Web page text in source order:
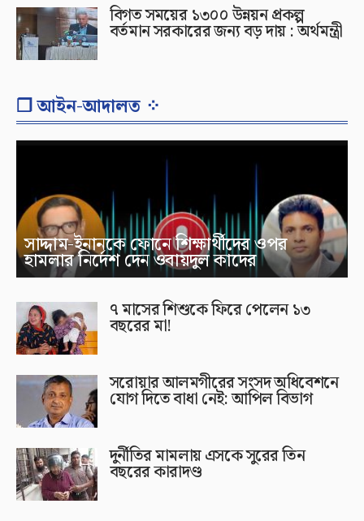
বিগত সময়ের ১৩০০ উন্নয়ন প্রকল্প
বর্তমান সরকারের জন্য বড় দায় : অর্থমন্ত্রী
❐ আইন-আদালত ⁘
সাদ্দাম-ইনানকে ফোনে শিক্ষার্থীদের ওপর
হামলার নির্দেশ দেন ওবায়দুল কাদের
৭ মাসের শিশুকে ফিরে পেলেন ১৩
বছরের মা!
সরোয়ার আলমগীরের সংসদ অধিবেশনে
যোগ দিতে বাধা নেই: আপিল বিভাগ
দুর্নীতির মামলায় এসকে সুরের তিন
বছরের কারাদণ্ড